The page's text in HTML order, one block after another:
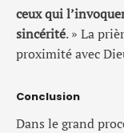
ceux qui
sincérité. » La
proximité avec
Conclusion
Dans le grand